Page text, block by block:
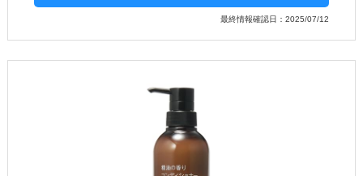
最終情報確認日：2025/07/12